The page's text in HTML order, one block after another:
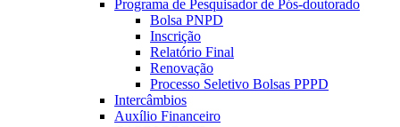
Programa de Pesquisador de Pós-doutorado
Bolsa PNPD
Inscrição
Relatório Final
Renovação
Processo Seletivo Bolsas PPPD
Intercâmbios
Auxílio Financeiro